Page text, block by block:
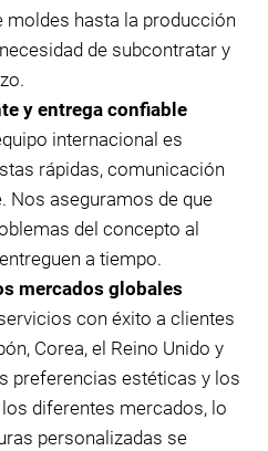
moldes hasta la producción
de subcontratar y
y entrega confiable
internacional es
rápidas, comunicación
Nos aseguramos de que
del concepto al
a tiempo.
mercados globales
con éxito a clientes
Corea, el Reino Unido y
preferencias estéticas y los
diferentes mercados, lo
personalizadas se